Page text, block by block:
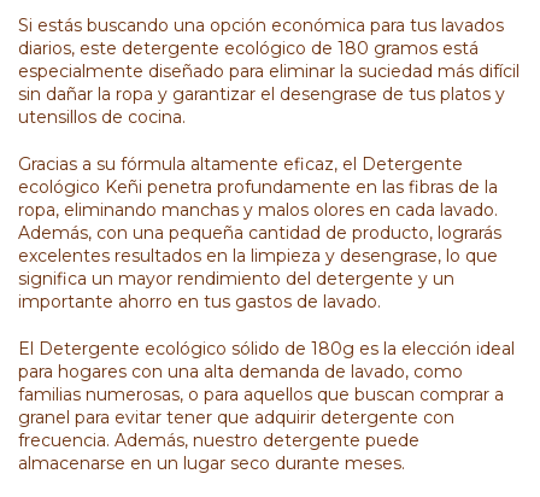
Si estás buscando una opción económica para tus lavados
diarios, este detergente ecológico de 180 gramos está
especialmente diseñado para eliminar la suciedad más difícil
sin dañar la ropa y garantizar el desengrase de tus platos y
utensillos de cocina.
Gracias a su fórmula altamente eficaz, el Detergente
ecológico Keñi penetra profundamente en las fibras de la
ropa, eliminando manchas y malos olores en cada lavado.
Además, con una pequeña cantidad de producto, lograrás
excelentes resultados en la limpieza y desengrase, lo que
significa un mayor rendimiento del detergente y un
importante ahorro en tus gastos de lavado.
El Detergente ecológico sólido de 180g es la elección ideal
para hogares con una alta demanda de lavado, como
familias numerosas, o para aquellos que buscan comprar a
granel para evitar tener que adquirir detergente con
frecuencia. Además, nuestro detergente puede
almacenarse en un lugar seco durante meses.